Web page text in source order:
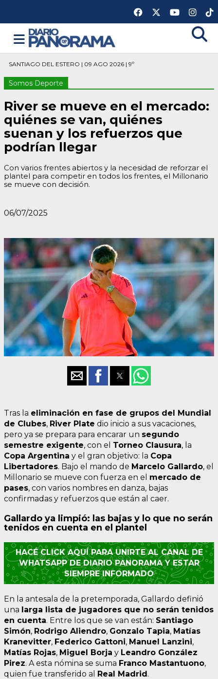
SANTIAGO DEL ESTERO | 09 AGO 2026 | 9º
Somos Deporte
River se mueve en el mercado:
quiénes se van, quiénes
suenan y los refuerzos que
podrían llegar
Con varios frentes abiertos y la necesidad de reforzar el
plantel para competir en todos los frentes, el Millonario
se mueve con decisión.
06/07/2025
Tras la eliminación en fase de grupos del Mundial
de Clubes, River Plate dio inicio a sus vacaciones,
pero ya se prepara para encarar un segundo
semestre exigente, con el Torneo Clausura, la
Copa Argentina y el gran objetivo: la Copa
Libertadores. Bajo el mando de Marcelo Gallardo, el
Millonario se mueve con fuerza en el mercado de
pases, con varios nombres en danza, bajas
confirmadas y refuerzos que están al caer.
Gallardo ya limpió: las bajas y lo que no serán
tenidos en cuenta en el plantel
HACÉ CLICK AQUÍ PARA UNIRTE AL CANAL DE
WHATSAPP DE DIARIO PANORAMA Y ESTAR
SIEMPRE INFORMADO
En la antesala de la pretemporada, Gallardo definió
una larga lista de jugadores que no serán tenidos
en cuenta. Entre los que se van están: Santiago
Simón, Rodrigo Aliendro, Gonzalo Tapia, Matías
Kranevitter, Federico Gattoni, Manuel Lanzini,
Matías Rojas, Miguel Borja y Leandro González
Pirez. A esta nómina se suma Franco Mastantuono,
quien fue transferido al Real Madrid.